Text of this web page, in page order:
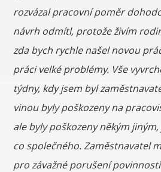
rozvázal pracovní poměr
návrh odmítl, protože živím
zda bych rychle našel novou
práci velké problémy. Vše
týdny, kdy jsem byl
vinou byly poškozeny na
ale byly poškozeny někým
co společného. Zaměstnavatel
pro závažné porušení